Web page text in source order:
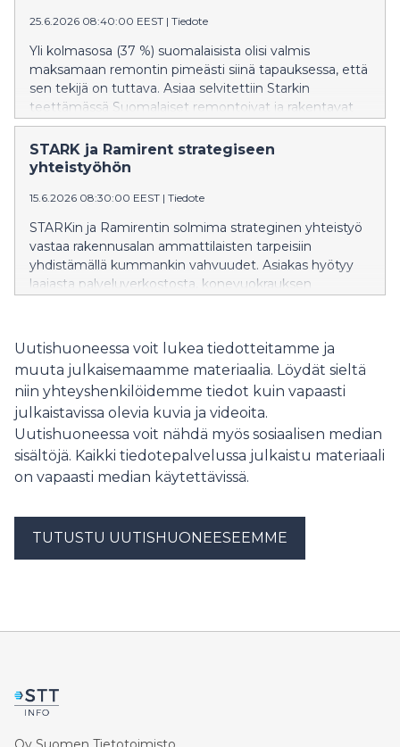
joskus epäonnistunut.
25.6.2026 08:40:00 EEST | Tiedote
Yli kolmasosa (37 %) suomalaisista olisi valmis
maksamaan remontin pimeästi siinä tapauksessa, että
sen tekijä on tuttava. Asiaa selvitettiin Starkin
teettämässä Suomalaiset remontoivat ja rakentavat
2026 -kyselytutkimuksessa. Kyselyyn vastanneista
puolestaan 47 prosenttia sanoo, ettei koskaan
maksaisi pimeästi remontista.
STARK ja Ramirent strategiseen
yhteistyöhön
15.6.2026 08:30:00 EEST | Tiedote
STARKin ja Ramirentin solmima strateginen yhteistyö
vastaa rakennusalan ammattilaisten tarpeisiin
yhdistämällä kummankin vahvuudet. Asiakas hyötyy
laajasta palveluverkostosta, konevuokrauksen
mikä tehostaa työmaiden sujuvuutta. Hyvin palveleva
vuokrauspalvelu vähentää asiakkaiden investointeja
omaan konekantaan.
Uutishuoneessa voit lukea tiedotteitamme ja
muuta julkaisemaamme materiaalia. Löydät sieltä
niin yhteyshenkilöidemme tiedot kuin vapaasti
julkaistavissa olevia kuvia ja videoita.
Uutishuoneessa voit nähdä myös sosiaalisen median
sisältöjä. Kaikki tiedotepalvelussa julkaistu materiaali
on vapaasti median käytettävissä.
TUTUSTU UUTISHUONEESEEMME